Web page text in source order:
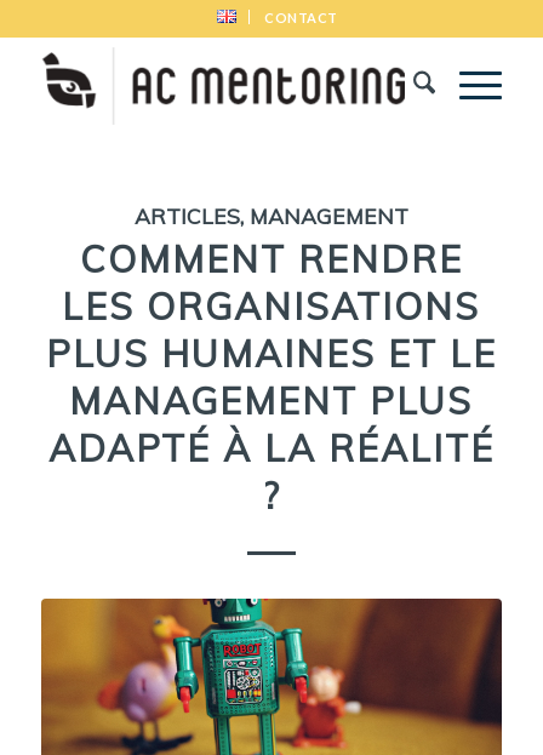
CONTACT
ARTICLES, MANAGEMENT
COMMENT RENDRE
LES ORGANISATIONS
PLUS HUMAINES ET LE
MANAGEMENT PLUS
ADAPTÉ À LA RÉALITÉ
?